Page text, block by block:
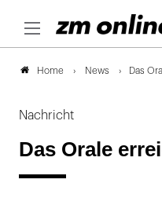
Home News Das
Nachricht
Das Orale